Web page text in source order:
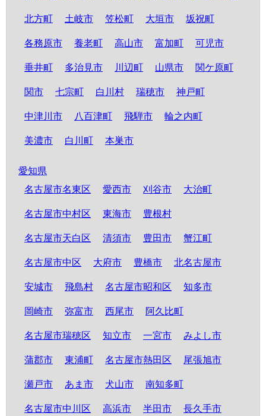
北方町 土岐市 笠松町 大垣市 坂祝町
各務原市 養老町 高山市 富加町 可児市
垂井町 多治見市 川辺町 山県市 関ケ原町
関市 七宗町 白川村 瑞穂市 神戸町
中津川市 八百津町 飛騨市 輪之内町
美濃市 白川町 本巣市
愛知県
名古屋市名東区
愛西市 刈谷市 大治町
名古屋市中村区 東海市 豊根村
名古屋市天白区 清須市 豊田市 蟹江町
名古屋市中区 大府市 豊橋市 北名古屋市
安城市 飛島村 名古屋市昭和区 知多市
岡崎市 弥富市 西尾市 阿久比町
名古屋市瑞穂区 知立市 一宮市 みよし市
蒲郡市 東浦町 名古屋市熱田区 尾張旭市
瀬戸市 あま市 犬山市 南知多町
名古屋市中川区 高浜市 半田市 長久手市